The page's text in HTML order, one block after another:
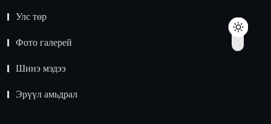
Улс төр
Фото галерей
Шинэ мэдээ
Эрүүл амьдрал